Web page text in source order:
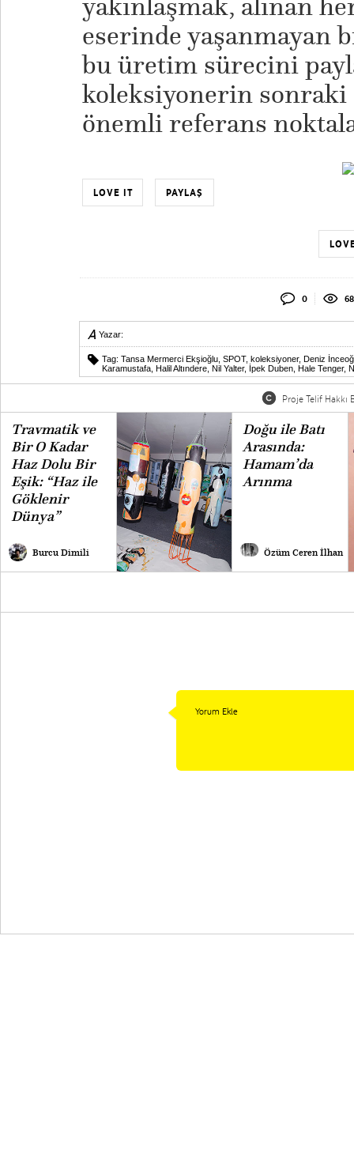
yakınlaşmak, alınan
eserinde yaşanmayan
bu üretim sürecini
koleksiyonerin
önemli referans
LOVE IT PAYLAŞ
0
Yazar:
Tag: Tansa Mermerci Ekşioğlu SPOT, koleksiyoner, Deniz
Karamustafa Halil Altındere Nil Yalter, İpek Duben Hale Tenger,
Proje Telif Hakkı
Travmatik ve
Bir O Kadar
Haz Dolu Bir
Eşik: “Haz ile
Göklenir
Dünya”
Burcu Dimili
Doğu ile Batı
Arasında:
Hamam’da
Arınma
Özüm Ceren İlhan